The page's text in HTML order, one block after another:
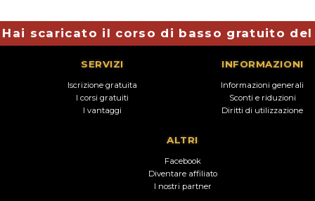
Hai scaricato il corso di basso gratuito del
SERVIZI
Iscrizione gratuita
I corsi gratuiti
I vantaggi
INFORMAZIONI
Informazioni generali
Sconti e riduzioni
Diritti di utilizzazione
ALTRI
Facebook
Diventare affiliato
I nostri partner